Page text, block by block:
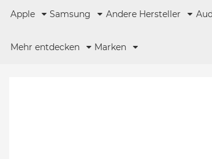
Apple Samsung Andere Hersteller
Mehr entdecken Marken